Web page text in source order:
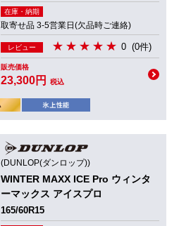
在庫・納期
取寄せ品 3-5営業日(欠品時ご連絡)
レビュー 0 (0件)
販売価格
23,300円 税込
(DUNLOP(ダンロップ))
WINTER MAXX ICE Pro ウィンタ
ーマックス アイスプロ
165/60R15